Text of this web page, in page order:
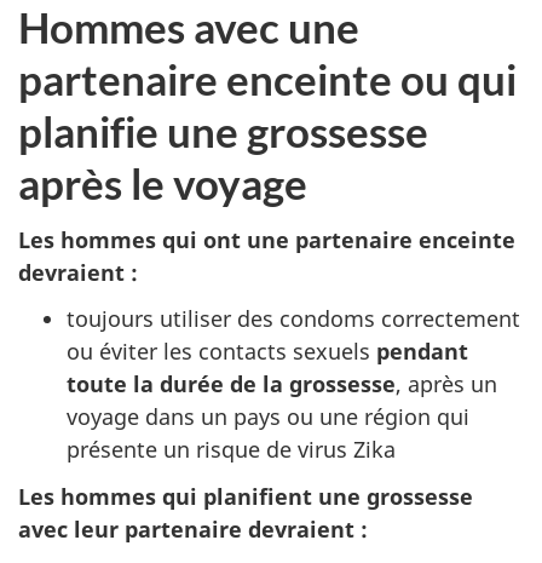
Hommes avec une
partenaire enceinte ou qui
planifie une grossesse
après le voyage
Les hommes qui ont une partenaire enceinte
devraient :
toujours utiliser des condoms correctement
ou éviter les contacts sexuels pendant
toute la durée de la grossesse, après un
voyage dans un pays ou une région qui
présente un risque de virus Zika
Les hommes qui planifient une grossesse
avec leur partenaire devraient :